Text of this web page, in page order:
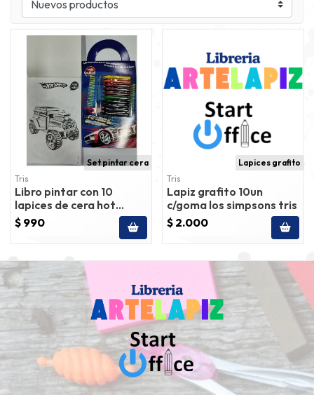
Set pintar cera
Tris
Libro pintar con 10
lapices de cera hot
wheels tris
$ 990
Lapices grafito
Tris
Lapiz grafito 10un
c/goma los simpsons tris
$ 2.000